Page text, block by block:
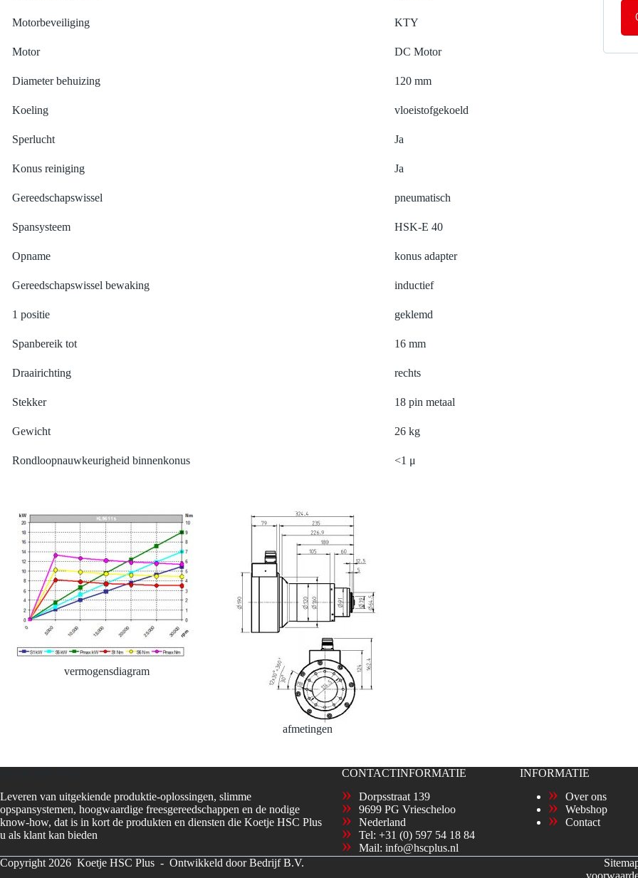
Motorbeveiliging KTY
Motor DC Motor
Diameter behuizing 120 mm
Koeling vloeistofgekoeld
Sperlucht Ja
Konus reiniging Ja
Gereedschapswissel pneumatisch
Spansysteem HSK-E 40
Opname konus adapter
Gereedschapswissel bewaking inductief
1 positie geklemd
Spanbereik tot 16 mm
Draairichting rechts
Stekker 18 pin metaal
Gewicht 26 kg
Rondloopnauwkeurigheid binnenkonus <1 μ
vermogensdiagram
afmetingen
Leveren van uitgekiende produktie-oplossingen, slimme
opspansystemen, hoogwaardige freesgereedschappen en de nodige
know-how, dat is in kort de produkten en diensten die Koetje HSC Plus
u als klant kan bieden
CONTACTINFORMATIE
Dorpsstraat 139
9699 PG Vriescheloo
Nederland
Tel: +31 (0) 597 54 18 84
Mail: info@hscplus.nl
INFORMATIE
Over ons
Webshop
Contact
Copyright 2026 Koetje HSC Plus - Ontwikkeld door Bedrijf B.V.